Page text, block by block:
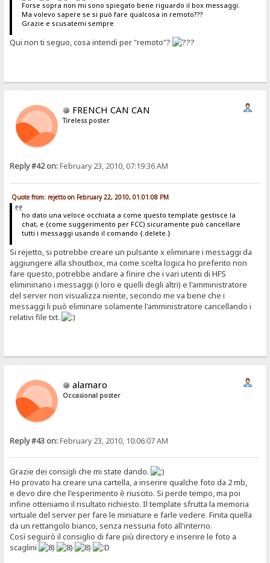
Forse sopra non mi sono spiegato bene riguardo il box messaggi.
Ma volevo sapere se si può fare qualcosa in remoto???
Grazie e scusatemi sempre
Qui non ti seguo, cosa intendi per "remoto"?
FRENCH CAN CAN
Tireless poster
Reply #42 on:February 23, 2010, 07:19:36 AM
Quote from: rejetto on February 22, 2010, 01:01:08 PM
ho dato una veloce occhiata a come questo template gestisce la
chat, e (come suggerimento per FCC) sicuramente può cancellare
tutti i messaggi usando il comando {.delete.}
Si rejetto, si potrebbe creare un pulsante x eliminare i messaggi da
aggiungere alla shoutbox, ma come scelta logica ho preferito non
fare questo, potrebbe andare a finire che i vari utenti di HFS
elimininano i messaggi (i loro e quelli degli altri) e l'amministratore
del server non visualizza niente, secondo me va bene che i
messaggi li può eliminare solamente l'amministratore cancellando i
relativi file txt.
alamaro
Occasional poster
Reply #43 on:February 23, 2010, 10:06:07 AM
Grazie dei consigli che mi state dando.
Ho provato ha creare una cartella, a inserire qualche foto da 2 mb,
e devo dire che l'esperimento è riuscito. Si perde tempo, ma poi
infine otteniamo il risultato richiesto. Il template sfrutta la memoria
virtuale del server per fare le miniature e farle vedere. Finita quella
da un rettangolo bianco, senza nessuna foto all'interno.
Così seguirò il consiglio di fare più directory e inserire le foto a
scaglini